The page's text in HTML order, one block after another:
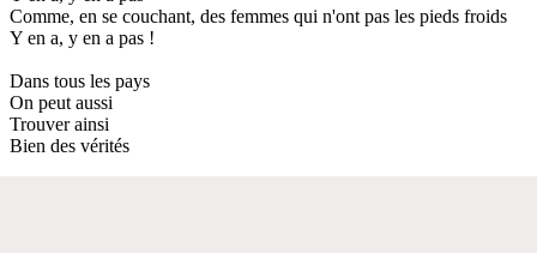
Comme, en se couchant, des femmes qui n'ont pas les pieds froids
Y en a, y en a pas !
Dans tous les pays
On peut aussi
Trouver ainsi
Bien des vérités